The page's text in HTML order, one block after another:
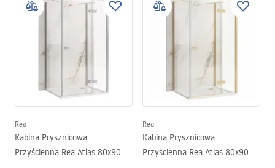
Rea
Kabina Prysznicowa
Przyścienna Rea Atlas 80x90
Rea
Kabina Prysznicowa
Przyścienna Rea Atlas 80x90